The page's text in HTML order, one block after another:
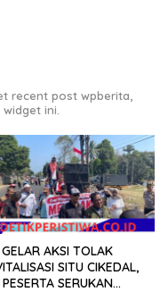
recent post wpberita,
ini.
AKSI TOLAK
SITU CIKEDAL,
SERUKAN